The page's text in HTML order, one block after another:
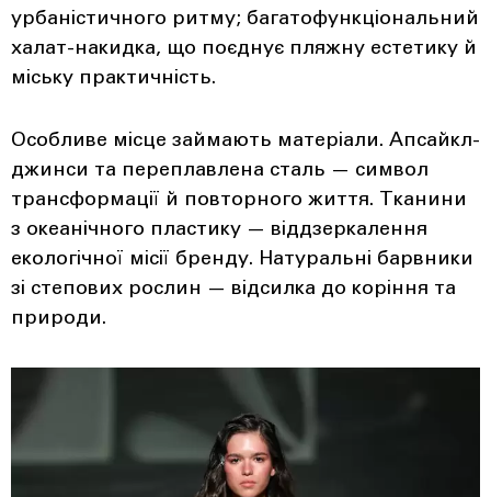
урбаністичного ритму; багатофункціональний
халат-накидка, що поєднує пляжну естетику й
міську практичність.
Особливе місце займають матеріали. Апсайкл-
джинси та переплавлена сталь — символ
трансформації й повторного життя. Тканини
з океанічного пластику — віддзеркалення
екологічної місії бренду. Натуральні барвники
зі степових рослин — відсилка до коріння та
природи.